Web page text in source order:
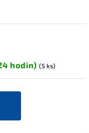
hodin) (5 ks)